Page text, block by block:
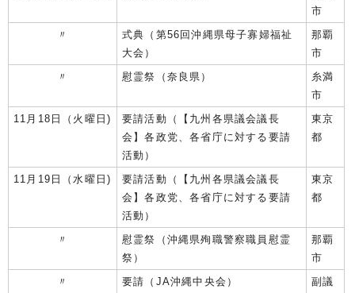
市
〃
式典（第56回沖縄県母子寡婦福祉
大会）
那覇
市
〃
慰霊祭（奈良県）
糸満
市
11月18日（火曜日)
要請活動（【九州各県議会議長
会】各政党、各省庁に対する要請
活動）
東京
都
11月19日（水曜日)
要請活動（【九州各県議会議長
会】各政党、各省庁に対する要請
活動）
東京
都
〃
慰霊祭（沖縄県殉職警察職員慰霊
祭）
那覇
市
〃
要請（JA沖縄中央会）
副議